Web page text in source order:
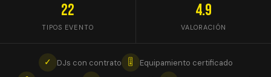
22
TIPOS EVENTO
4.9
VALORACIÓN
✓ DJs con contrato 🎚
Equipamiento certificado